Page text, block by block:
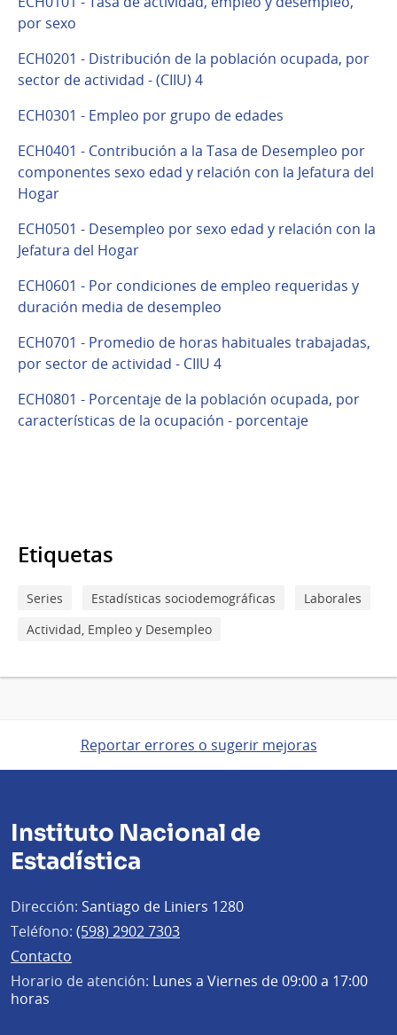
por sexo
ECH0201 - Distribución de la población ocupada, por
sector de actividad - (CIIU) 4
ECH0301 - Empleo por grupo de edades
ECH0401 - Contribución a la Tasa de Desempleo por
componentes sexo edad y relación con la Jefatura del
Hogar
ECH0501 - Desempleo por sexo edad y relación con la
Jefatura del Hogar
ECH0601 - Por condiciones de empleo requeridas y
duración media de desempleo
ECH0701 - Promedio de horas habituales trabajadas,
por sector de actividad - CIIU 4
ECH0801 - Porcentaje de la población ocupada, por
características de la ocupación - porcentaje
Etiquetas
Series Estadísticas sociodemográficas
Laborales
Actividad, Empleo y Desempleo
Reportar errores o sugerir mejoras
Instituto Nacional de
Estadística
Dirección: Santiago de Liniers 1280
Teléfono: (598) 2902 7303
Contacto
Horario de atención: Lunes a Viernes de 09:00 a 17:00
horas